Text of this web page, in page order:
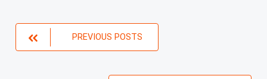
Posts
navigation
PREVIOUS POSTS